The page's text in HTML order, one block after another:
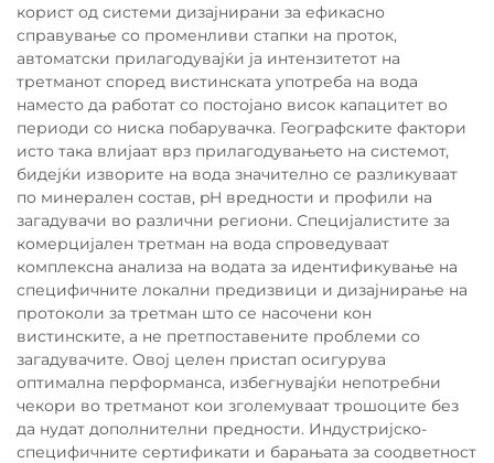
корист од системи дизајнирани за ефикасно
справување со променливи стапки на проток,
автоматски прилагодувајќи ја интензитетот на
третманот според вистинската употреба на вода
наместо да работат со постојано висок капацитет во
периоди со ниска побарувачка. Географските фактори
исто така влијаат врз прилагодувањето на системот,
бидејќи изворите на вода значително се разликуваат
по минерален состав, pH вредности и профили на
загадувачи во различни региони. Специјалистите за
комерцијален третман на вода спроведуваат
комплексна анализа на водата за идентификување на
специфичните локални предизвици и дизајнирање на
протоколи за третман што се насочени кон
вистинските, а не претпоставените проблеми со
загадувачите. Овој целен пристап осигурува
оптимална перформанса, избегнувајќи непотребни
чекори во третманот кои зголемуваат трошоците без
да нудат дополнителни предности. Индустријско-
специфичните сертификати и барањата за соодветност